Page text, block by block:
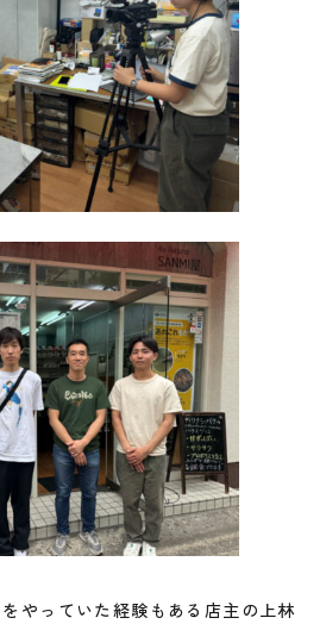
やっていた経験もある店主の上林